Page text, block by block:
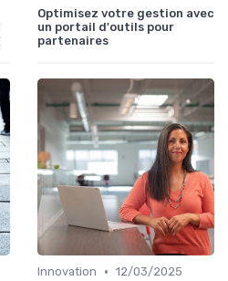
Optimisez votre gestion avec
un portail d'outils pour
partenaires
Innovation • 12/03/2025